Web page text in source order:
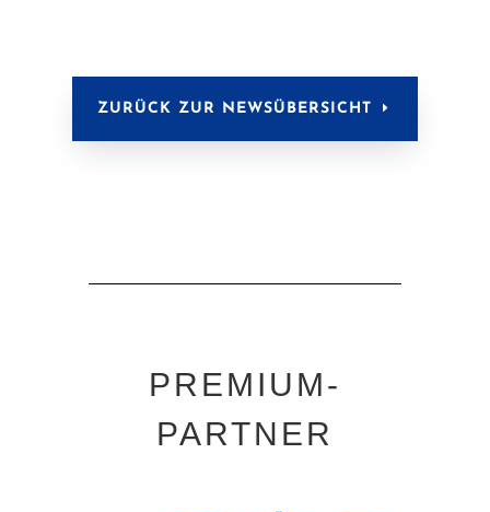
ZURÜCK ZUR NEWSÜBERSICHT
PREMIUM-
PARTNER